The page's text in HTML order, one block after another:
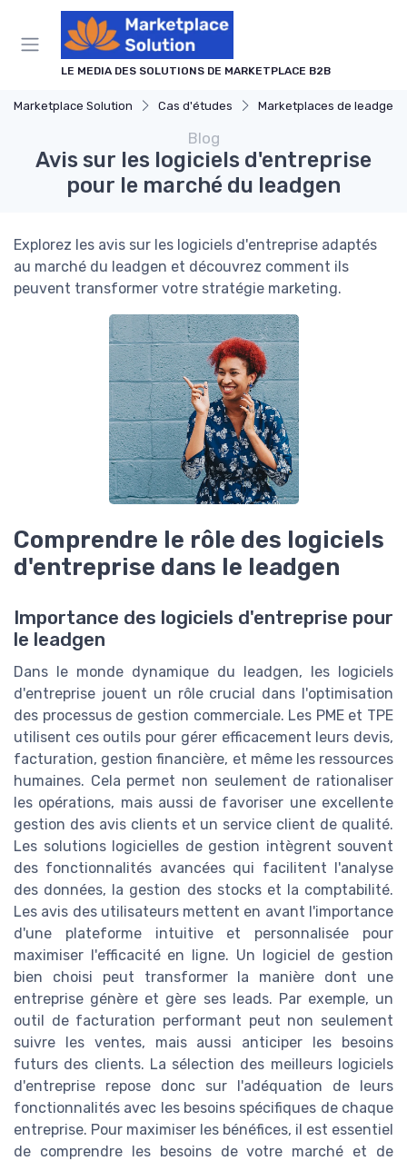
LE MEDIA DES SOLUTIONS DE MARKETPLACE B2B
Marketplace Solution Cas d'études Marketplaces de leadgen
Blog
Avis sur les logiciels d'entreprise
pour le marché du leadgen
Explorez les avis sur les logiciels d'entreprise adaptés
au marché du leadgen et découvrez comment ils
peuvent transformer votre stratégie marketing.
Comprendre le rôle des logiciels
d'entreprise dans le leadgen
Importance des logiciels d'entreprise pour
le leadgen
Dans le monde dynamique du leadgen, les logiciels
d'entreprise jouent un rôle crucial dans l'optimisation
des processus de gestion commerciale. Les PME et TPE
utilisent ces outils pour gérer efficacement leurs devis,
facturation, gestion financière, et même les ressources
humaines. Cela permet non seulement de rationaliser
les opérations, mais aussi de favoriser une excellente
gestion des avis clients et un service client de qualité.
Les solutions logicielles de gestion intègrent souvent
des fonctionnalités avancées qui facilitent l'analyse
des données, la gestion des stocks et la comptabilité.
Les avis des utilisateurs mettent en avant l'importance
d'une plateforme intuitive et personnalisée pour
maximiser l'efficacité en ligne. Un logiciel de gestion
bien choisi peut transformer la manière dont une
entreprise génère et gère ses leads. Par exemple, un
outil de facturation performant peut non seulement
suivre les ventes, mais aussi anticiper les besoins
futurs des clients. La sélection des meilleurs logiciels
d'entreprise repose donc sur l'adéquation de leurs
fonctionnalités avec les besoins spécifiques de chaque
entreprise. Pour maximiser les bénéfices, il est essentiel
de comprendre les besoins de votre marché et de
Panneau de gestion des cookies